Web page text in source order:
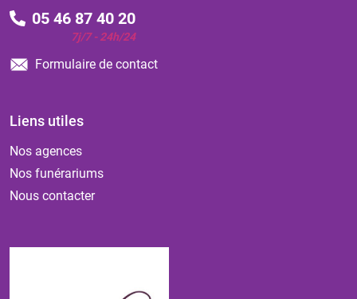
05 46 87 40 20
7j/7 - 24h/24
Formulaire de contact
Liens utiles
Nos agences
Nos funérariums
Nous contacter